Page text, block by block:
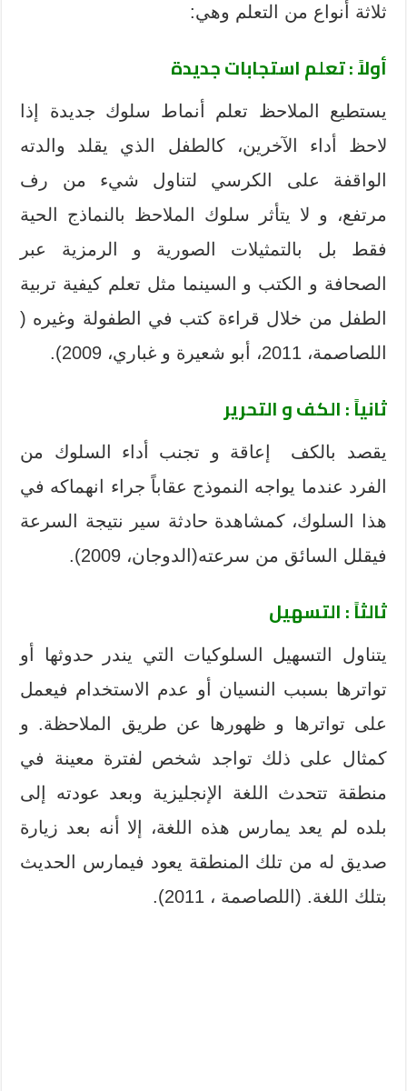
ثلاثة أنواع من التعلم وهي:
أولاً : تعلم استجابات جديدة
يستطيع الملاحظ تعلم أنماط سلوك جديدة إذا
لاحظ أداء الآخرين، كالطفل الذي يقلد والدته
الواقفة على الكرسي لتناول شيء من رف
مرتفع، و لا يتأثر سلوك الملاحظ بالنماذج الحية
فقط بل بالتمثيلات الصورية و الرمزية عبر
الصحافة و الكتب و السينما مثل تعلم كيفية تربية
الطفل من خلال قراءة كتب في الطفولة وغيره (
اللصاصمة، 2011، أبو شعيرة و غباري، 2009).
ثانياً : الكف و التحرير
يقصد بالكف إعاقة و تجنب أداء السلوك من
الفرد عندما يواجه النموذج عقاباً جراء انهماكه في
هذا السلوك، كمشاهدة حادثة سير نتيجة السرعة
فيقلل السائق من سرعته(الدوجان، 2009).
ثالثاً : التسهيل
يتناول التسهيل السلوكيات التي يندر حدوثها أو
تواترها بسبب النسيان أو عدم الاستخدام فيعمل
على تواترها و ظهورها عن طريق الملاحظة. و
كمثال على ذلك تواجد شخص لفترة معينة في
منطقة تتحدث اللغة الإنجليزية وبعد عودته إلى
بلده لم يعد يمارس هذه اللغة، إلا أنه بعد زيارة
صديق له من تلك المنطقة يعود فيمارس الحديث
بتلك اللغة. (اللصاصمة ، 2011
).